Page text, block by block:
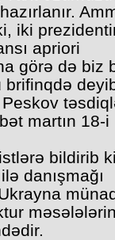
iki
apriori
görə də biz
brifinqdə
Peskov
martın 18-i
bildirib
danışmağı